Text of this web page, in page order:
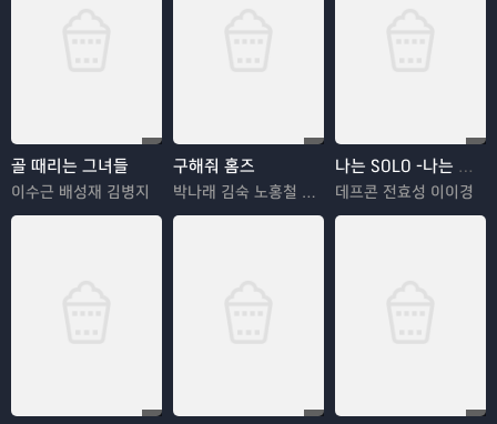
골 때리는 그녀들
이수근 배성재 김병지
구해줘 홈즈
박나래 김숙 노홍철 김광규 장동민
나는 SOLO -나는 솔로
데프콘 전효성 이이경